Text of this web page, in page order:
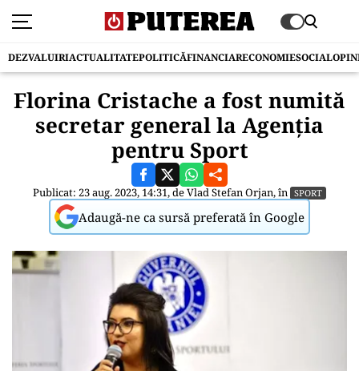
DEZVALUIRIACTUALITATEPOLITICĂFINANCIARECONOMIESOCIAL
Florina Cristache a fost numită
secretar general la Agenția
pentru Sport
Publicat: 23 aug. 2023, 14:31, deVlad Stefan Orjan, în SPORT
Adaugă-ne ca sursă preferată în Google